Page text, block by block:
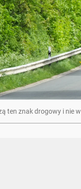
ten znak drogowy i nie